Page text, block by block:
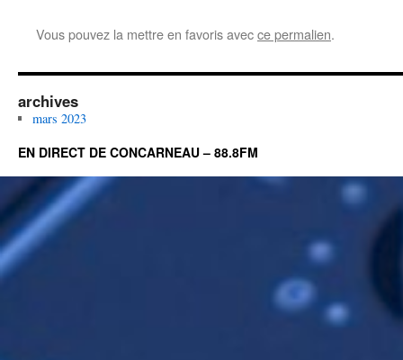
Vous pouvez la mettre en favoris avecce permalien.
archives
mars 2023
EN DIRECT DE CONCARNEAU – 88.8FM